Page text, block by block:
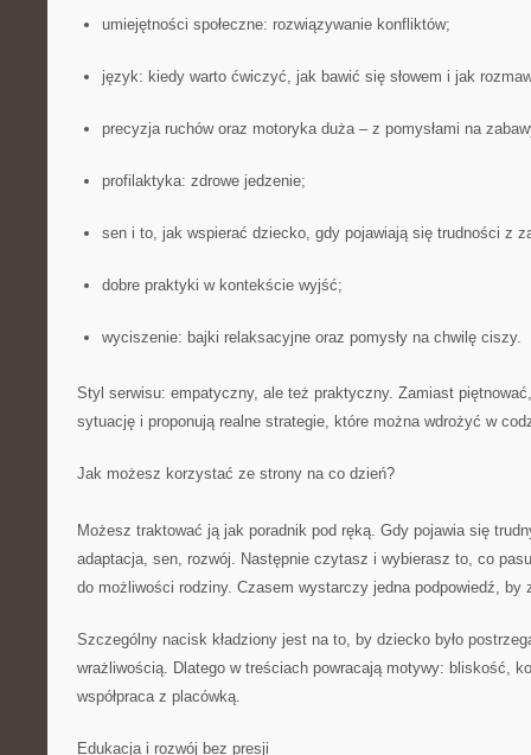
umiejętności społeczne: rozwiązywanie konfliktów;
język: kiedy warto ćwiczyć, jak bawić się słowem i jak
precyzja ruchów oraz motoryka duża – z pomysłami na
profilaktyka: zdrowe jedzenie;
sen i to, jak wspierać dziecko, gdy pojawiają się trudności z
dobre praktyki w kontekście wyjść;
wyciszenie: bajki relaksacyjne oraz pomysły na chwilę ciszy.
Styl serwisu: empatyczny, ale też praktyczny. Zamiast
sytuację i proponują realne strategie, które można wdrożyć w
Jak możesz korzystać ze strony na co dzień?
Możesz traktować ją jak poradnik pod ręką. Gdy pojawia się
adaptacja, sen, rozwój. Następnie czytasz i wybierasz to, co
do możliwości rodziny. Czasem wystarczy jedna podpowiedź, by
Szczególny nacisk kładziony jest na to, by dziecko było
wrażliwością. Dlatego w treściach powracają motywy: bliskość,
współpraca z placówką.
Edukacja i rozwój bez presji